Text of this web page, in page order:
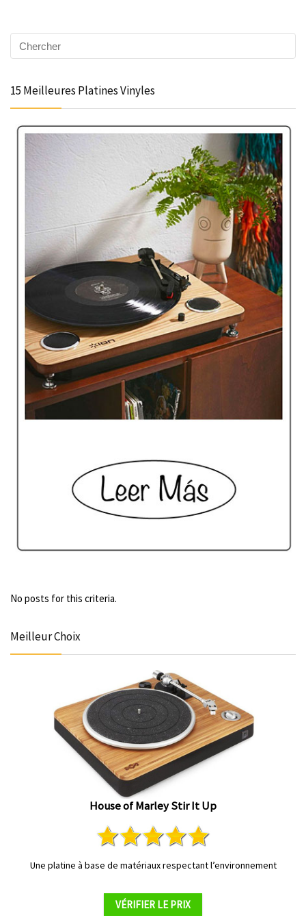
15 Meilleures Platines Vinyles
No posts for this criteria.
Meilleur Choix
House of Marley Stir It Up
Une platine à base de matériaux respectant l’environnement
VÉRIFIER LE PRIX